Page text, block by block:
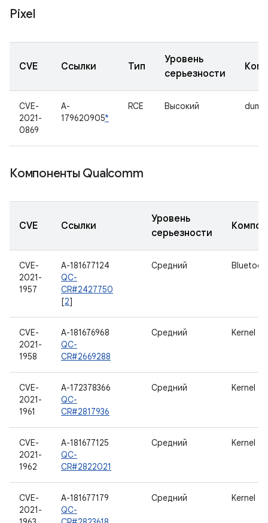
Pixel
CVE Ссылки Тип
Уровень
серьезности
CVE-
2021-
0869
A-
179620905*
RCE Высокий
Компоненты Qualcomm
CVE Ссылки
Уровень
серьезности
CVE-
2021-
1957
A-181677124
QC-
CR#2427750
[2]
Средний
CVE-
2021-
1958
A-181676968
QC-
CR#2669288
Средний Kernel
CVE-
2021-
1961
A-172378366
QC-
CR#2817936
Средний Kernel
CVE-
2021-
1962
A-181677125
QC-
CR#2822021
Средний Kernel
CVE-
2021-
A-181677179
QC-
Средний Kernel